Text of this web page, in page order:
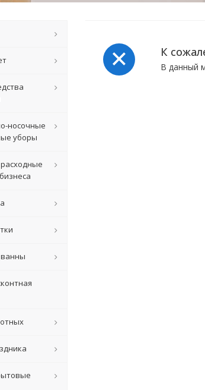
К
В данный
носочные
уборы